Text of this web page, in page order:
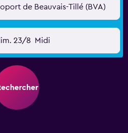
de Beauvais-Tillé (BVA)
23/8 Midi